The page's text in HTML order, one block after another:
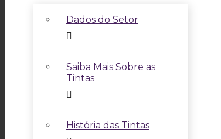
Dados do Setor
Saiba Mais Sobre as
Tintas
História das Tintas